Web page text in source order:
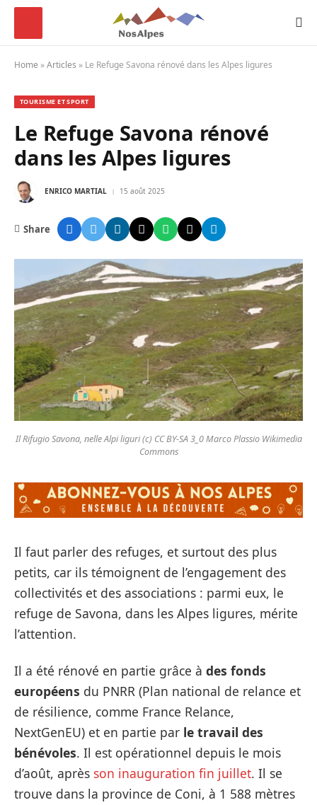
Home »Articles » Le Refuge Savona rénové dans les Alpes ligures
TOURISME ET SPORT
Le Refuge Savona rénové
dans les Alpes ligures
ENRICO MARTIAL 15 août 2025
Share
Il Rifugio Savona, nelle Alpi liguri (c) CC BY-SA 3_0 Marco Plassio Wikimedia
Commons
Il faut parler des refuges, et surtout des plus
petits, car ils témoignent de l’engagement des
collectivités et des associations : parmi eux, le
refuge de Savona, dans les Alpes ligures, mérite
l’attention.
Il a été rénové en partie grâce à des fonds
européens du PNRR (Plan national de relance et
de résilience, comme France Relance,
NextGenEU) et en partie par le travail des
bénévoles. Il est opérationnel depuis le mois
d’août, après son inauguration fin juillet. Il se
trouve dans la province de Coni, à 1 588 mètres